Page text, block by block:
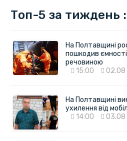
Топ-5 за тиждень :
На Полтавщині
пошкодив
речовиною
15:00
02.08
На Полтавщині
ухилення від
14:00
03.08